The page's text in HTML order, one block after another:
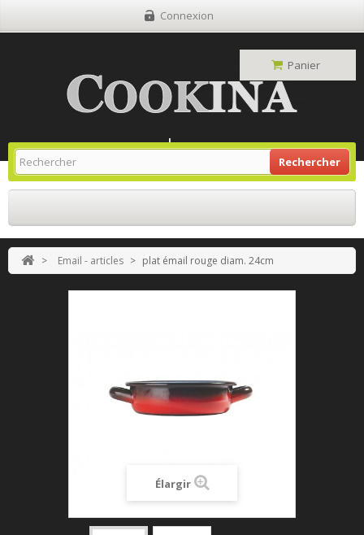
Connexion
Rechercher
Panier
Site Grill Gaz Retour À L'accueil
> Email - articles > plat émail rouge diam. 24cm
Élargir